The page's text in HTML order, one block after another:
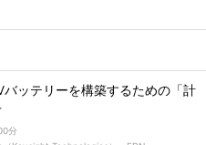
バッテリーを構築するための「計
分